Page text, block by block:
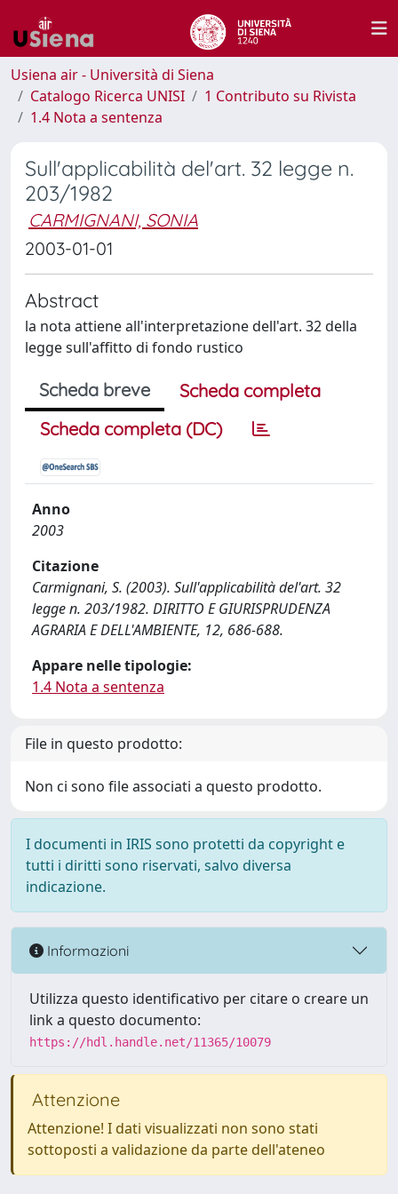
Usiena air - Università di Siena
Catalogo Ricerca UNISI
1 Contributo su Rivista
1.4 Nota a sentenza
Sull'applicabilità del'art. 32 legge n.
203/1982
CARMIGNANI, SONIA
2003-01-01
Abstract
la nota attiene all'interpretazione dell'art. 32 della
legge sull'affitto di fondo rustico
Scheda breve
Scheda completa
Scheda completa (DC)
Anno
2003
Citazione
Carmignani, S. (2003). Sull'applicabilità del'art. 32
legge n. 203/1982. DIRITTO E GIURISPRUDENZA
AGRARIA E DELL'AMBIENTE, 12, 686-688.
Appare nelle tipologie:
1.4 Nota a sentenza
File in questo prodotto:
Non ci sono file associati a questo prodotto.
I documenti in IRIS sono protetti da copyright e
tutti i diritti sono riservati, salvo diversa
indicazione.
Informazioni
Utilizza questo identificativo per citare o creare un
link a questo documento:
https://hdl.handle.net/11365/10079
Attenzione
Attenzione! I dati visualizzati non sono stati
sottoposti a validazione da parte dell'ateneo